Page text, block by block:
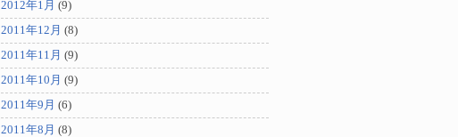
2012年1月 (9)
2011年12月 (8)
2011年11月 (9)
2011年10月 (9)
2011年9月 (6)
2011年8月 (8)